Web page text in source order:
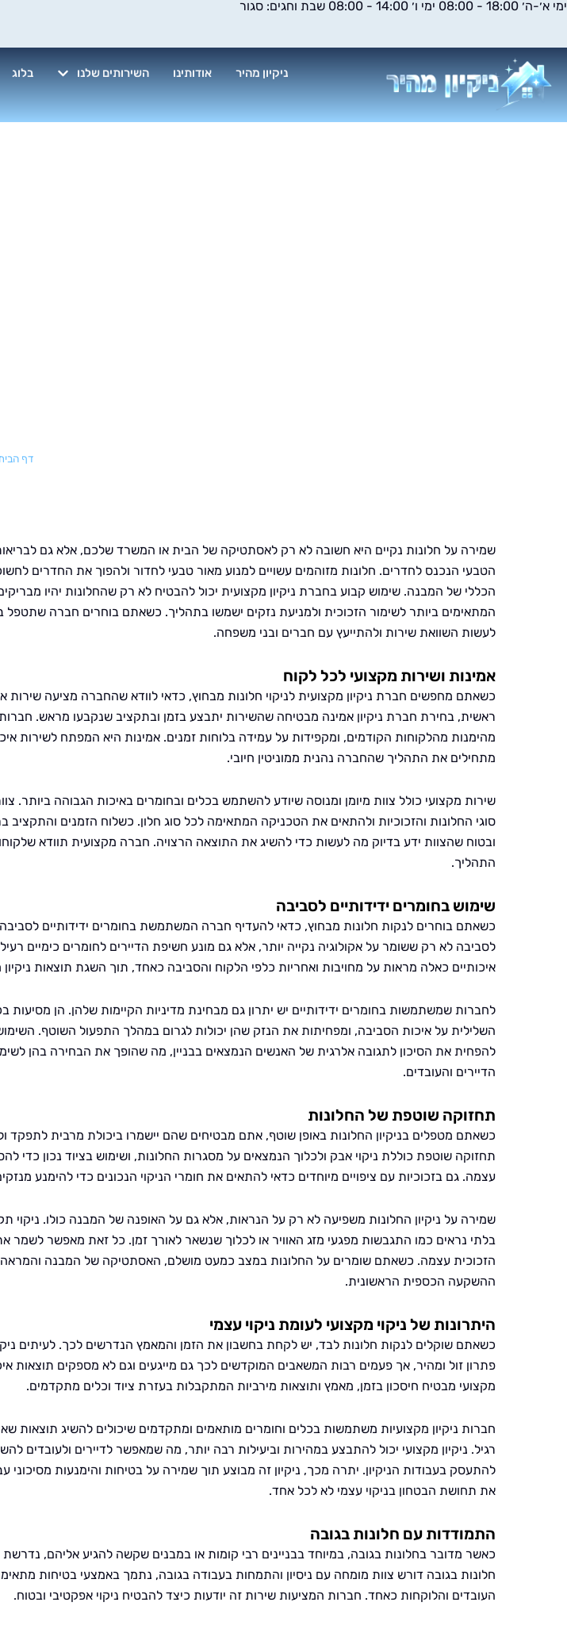
דילוג
ימי א׳-ה׳ 18:00 - 08:00 ימי ו׳ 14:00 - 08:00 שבת וחגים: סגור
ניקיון מהיר אודותינו השירותים שלנו בלוג
דף
שמירה על חלונות נקיים היא חשובה לא רק לאסתטיקה של הבית או המשרד שלכם, אלא גם
הטבעי הנכנס לחדרים. חלונות מזוהמים עשויים למנוע מאור טבעי לחדור ולהפוך את החדרים
הכללי של המבנה. שימוש קבוע בחברת ניקיון מקצועית יכול להבטיח לא רק שהחלונות יהיו
המתאימים ביותר לשימור הזכוכית ולמניעת נזקים ישמשו בתהליך. כשאתם בוחרים חברה שתטפל
לעשות השוואת שירות ולהתייעץ עם חברים ובני משפחה.
אמינות ושירות מקצועי לכל לקוח
כשאתם מחפשים חברת ניקיון מקצועית לניקוי חלונות מבחוץ, כדאי לוודא שהחברה מציעה שירות
ראשית, בחירת חברת ניקיון אמינה מבטיחה שהשירות יתבצע בזמן ובתקציב שנקבעו מראש.
מהימנות מהלקוחות הקודמים, ומקפידות על עמידה בלוחות זמנים. אמינות היא המפתח לשירות
מתחילים את התהליך שהחברה נהנית ממוניטין חיובי.
שירות מקצועי כולל צוות מיומן ומנוסה שיודע להשתמש בכלים ובחומרים באיכות הגבוהה ביותר.
סוגי החלונות והזכוכיות ולהתאים את הטכניקה המתאימה לכל סוג חלון. כשלוח הזמנים והתקציב
ובטוח שהצוות ידע בדיוק מה לעשות כדי להשיג את התוצאה הרצויה. חברה מקצועית תוודא
התהליך.
שימוש בחומרים ידידותיים לסביבה
כשאתם בוחרים לנקות חלונות מבחוץ, כדאי להעדיף חברה המשתמשת בחומרים ידידותיים לסביבה.
לסביבה לא רק ששומר על אקולוגיה נקייה יותר, אלא גם מונע חשיפת הדיירים לחומרים כימיים
איכותיים כאלה מראות על מחויבות ואחריות כלפי הלקוח והסביבה כאחד, תוך השגת תוצאות
לחברות שמשתמשות בחומרים ידידותיים יש יתרון גם מבחינת מדיניות הקיימות שלהן. הן מסיעות
השלילית על איכות הסביבה, ומפחיתות את הנזק שהן יכולות לגרום במהלך התפעול השוטף.
להפחית את הסיכון לתגובה אלרגית של האנשים הנמצאים בבניין, מה שהופך את הבחירה בהן
הדיירים והעובדים.
תחזוקה שוטפת של החלונות
כשאתם מטפלים בניקיון החלונות באופן שוטף, אתם מבטיחים שהם יישמרו ביכולת מרבית
תחזוקה שוטפת כוללת ניקוי אבק ולכלוך הנמצאים על מסגרות החלונות, ושימוש בציוד נכון כדי
עצמה. גם בזכוכיות עם ציפויים מיוחדים כדאי להתאים את חומרי הניקוי הנכונים כדי להימנע
שמירה על ניקיון החלונות משפיעה לא רק על הנראות, אלא גם על האופנה של המבנה כולו. ניקוי
בלתי נראים כמו התגבשות מפגעי מזג האוויר או לכלוך שנשאר לאורך זמן. כל זאת מאפשר לשמר
הזכוכית עצמה. כשאתם שומרים על החלונות במצב כמעט מושלם, האסתטיקה של המבנה והמראה
ההשקעה הכספית הראשונית.
היתרונות של ניקוי מקצועי לעומת ניקוי עצמי
כשאתם שוקלים לנקות חלונות לבד, יש לקחת בחשבון את הזמן והמאמץ הנדרשים לכך. לעיתים
פתרון זול ומהיר, אך פעמים רבות המשאבים המוקדשים לכך גם מייגעים וגם לא מספקים תוצאות
מקצועי מבטיח חיסכון בזמן, מאמץ ותוצאות מירביות המתקבלות בעזרת ציוד וכלים מתקדמים.
חברות ניקיון מקצועיות משתמשות בכלים וחומרים מותאמים ומתקדמים שיכולים להשיג תוצאות
רגיל. ניקיון מקצועי יכול להתבצע במהירות וביעילות רבה יותר, מה שמאפשר לדיירים ולעובדים
להתעסק בעבודות הניקיון. יתרה מכך, ניקיון זה מבוצע תוך שמירה על בטיחות והימנעות מסיכוני
את תחושת הבטחון בניקוי עצמי לא לכל אחד.
התמודדות עם חלונות בגובה
כאשר מדובר בחלונות בגובה, במיוחד בבניינים רבי קומות או במבנים שקשה להגיע אליהם, נדרשת
חלונות בגובה דורש צוות מומחה עם ניסיון והתמחות בעבודה בגובה, נתמך באמצעי בטיחות
העובדים והלוקחות כאחד. חברות המציעות שירות זה יודעות כיצד להבטיח ניקוי אפקטיבי ובטוח.